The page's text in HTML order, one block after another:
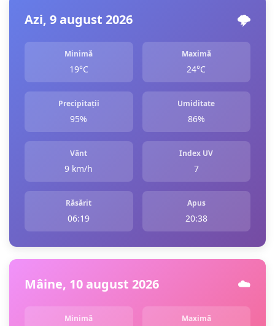
Azi, 9 august 2026 🌩️
Minimă
19°C
Maximă
24°C
Precipitații
95%
Umiditate
86%
Vânt
9 km/h
Index UV
7
Răsărit
06:19
Apus
20:38
Mâine, 10 august 2026 ☁️
Minimă Maximă